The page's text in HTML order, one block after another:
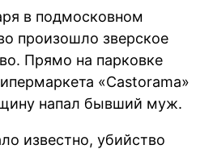
в подмосковном
произошло зверское
Прямо на парковке
«Castorama»
напал бывший муж.
известно, убийство